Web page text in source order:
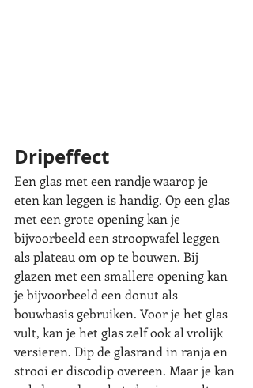
Dripeffect
Een glas met een randje waarop je
eten kan leggen is handig. Op een glas
met een grote opening kan je
bijvoorbeeld een stroopwafel leggen
als plateau om op te bouwen. Bij
glazen met een smallere opening kan
je bijvoorbeeld een donut als
bouwbasis gebruiken. Voor je het glas
vult, kan je het glas zelf ook al vrolijk
versieren. Dip de glasrand in ranja en
strooi er discodip overeen. Maar je kan